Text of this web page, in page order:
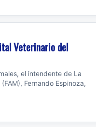
Veterinario del
el intendente de La
Fernando Espinoza,